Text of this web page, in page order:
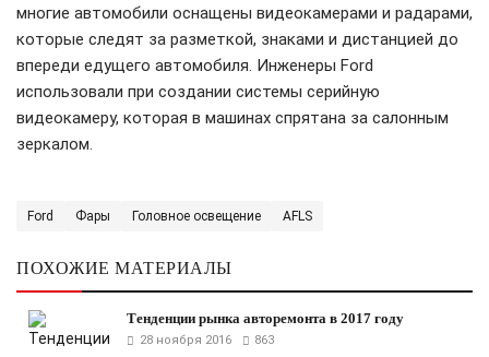
многие автомобили оснащены видеокамерами и радарами,
которые следят за разметкой, знаками и дистанцией до
впереди едущего автомобиля. Инженеры Ford
использовали при создании системы серийную
видеокамеру, которая в машинах спрятана за салонным
зеркалом.
Ford Фары Головное освещение AFLS
ПОХОЖИЕ МАТЕРИАЛЫ
Тенденции рынка авторемонта в 2017 году
28 ноября 2016 863